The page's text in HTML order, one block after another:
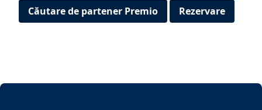
Căutare de partener Premio Rezervare